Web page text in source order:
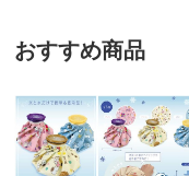
おすすめ商品